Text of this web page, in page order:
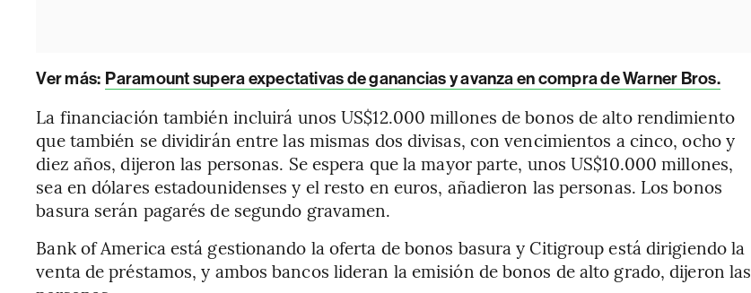
Ver más: Paramount supera expectativas de ganancias y avanza en compra de Warner Bros.
La financiación también incluirá unos US$12.000 millones de bonos de alto rendimiento
que también se dividirán entre las mismas dos divisas, con vencimientos a cinco, ocho y
diez años, dijeron las personas. Se espera que la mayor parte, unos US$10.000 millones,
sea en dólares estadounidenses y el resto en euros, añadieron las personas. Los bonos
basura serán pagarés de segundo gravamen.
Bank of America está gestionando la oferta de bonos basura y Citigroup está dirigiendo la
venta de préstamos, y ambos bancos lideran la emisión de bonos de alto grado, dijeron las